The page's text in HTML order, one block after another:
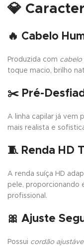
💎
🔥 Cabelo
Produzida com cabelo
toque macio, brilho
✂️ Pré-
A linha capilar já vem
mais realista e
🧵 Renda HD
A renda suíça HD
pele, proporcionando
profissional.
🎀 Ajuste
Possui cordão